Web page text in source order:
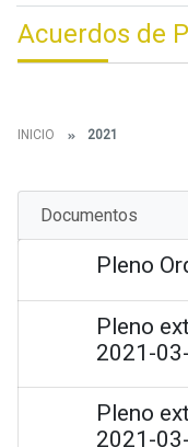
Acuerdos de
INICIO 2021
Documentos
Pleno
Pleno
2021-
Pleno
2021-